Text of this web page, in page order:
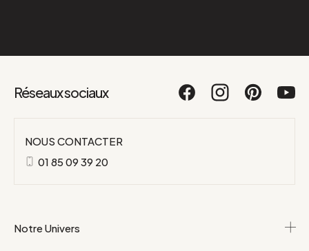
Réseaux sociaux
NOUS CONTACTER
01 85 09 39 20
Notre Univers